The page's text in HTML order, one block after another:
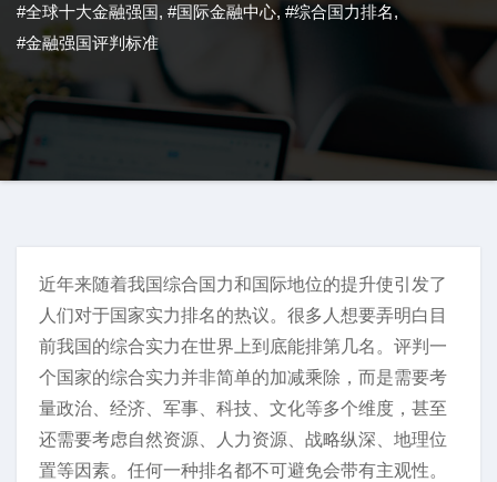
#全球十大金融强国, #国际金融中心, #综合国力排名,
#金融强国评判标准
近年来随着我国综合国力和国际地位的提升使引发了
人们对于国家实力排名的热议。很多人想要弄明白目
前我国的综合实力在世界上到底能排第几名。评判一
个国家的综合实力并非简单的加减乘除，而是需要考
量政治、经济、军事、科技、文化等多个维度，甚至
还需要考虑自然资源、人力资源、战略纵深、地理位
置等因素。任何一种排名都不可避免会带有主观性。